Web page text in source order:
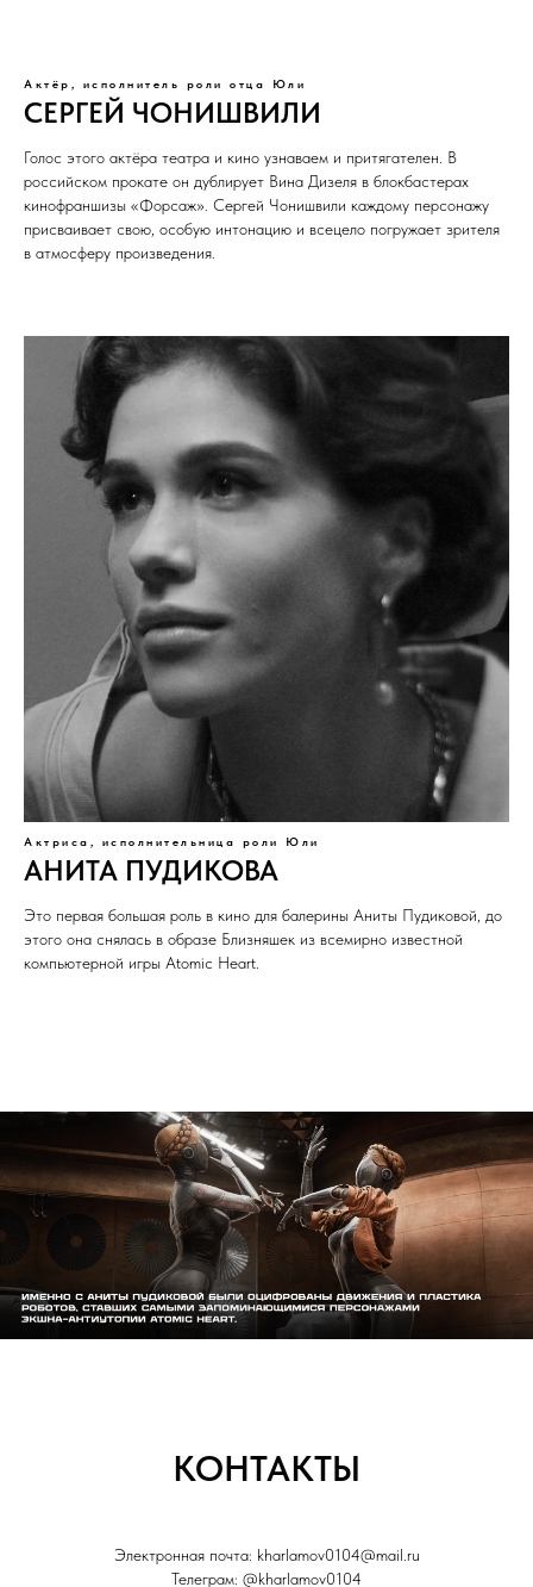
Актёр, исполнитель роли отца Юли
СЕРГЕЙ ЧОНИШВИЛИ
Голос этого актёра театра и кино узнаваем и притягателен. В
российском прокате он дублирует Вина Дизеля в блокбастерах
кинофраншизы «Форсаж». Сергей Чонишвили каждому персонажу
присваивает свою, особую интонацию и всецело погружает зрителя
в атмосферу произведения.
Актриса, исполнительница роли Юли
АНИТА ПУДИКОВА
Это первая большая роль в кино для балерины Аниты Пудиковой, до
этого она снялась в образе Близняшек из всемирно известной
компьютерной игры Atomic Heart.
КОНТАКТЫ
Электронная почта: kharlamov0104@mail.ru
Телеграм: @kharlamov0104